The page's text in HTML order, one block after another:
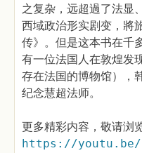
之复杂，远超過了法显
西域政治形实剧变，將
传》。但是这本书在千
有一位法国人在敦煌发
存在法国的博物馆），
纪念慧超法师。
更多精彩内容，敬请浏
https://youtu.be/